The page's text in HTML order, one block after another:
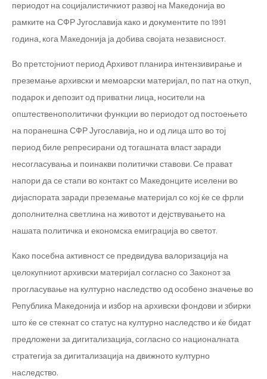
периодот на социјалистичкиот развој на Македонија во
рамките на СФР Југославија како и документите по 1991
година, кога Македонија ја добива својата независност.
Во претстојниот период Архивот планира интензивирање и
преземање архивски и мемоарски материјал, по пат на откуп,
подарок и депозит од приватни лица, носители на
општественополитички функции во периодот од постоењето
на поранешна СФР Југославија, но и од лица што во тој
период биле репресирани од тогашната власт заради
несогласувања и поинакви политички ставови. Се прават
напори да се стапи во контакт со Македонците иселени во
дијаспората заради преземање материјал со кој ќе се фрли
дополнителна светлина на животот и дејствувањето на
нашата политичка и економска емиграција во светот.
Како посебна активност се предвидува валоризација на
целокупниот архивски материјал согласно со Законот за
прогласување на културно наследство од особено значење во
Република Македонија и избор на архивски фондови и збирки
што ќе се стекнат со статус на културно наследство и ќе бидат
предложени за дигитализација, согласно со националната
стратегија за дигитализација на движното културно
наследство.